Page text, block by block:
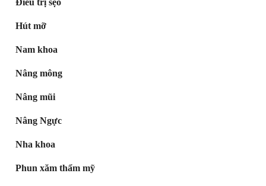
Điều trị sẹo
Hút mỡ
Nam khoa
Nâng mông
Nâng mũi
Nâng Ngực
Nha khoa
Phun xăm thẩm mỹ